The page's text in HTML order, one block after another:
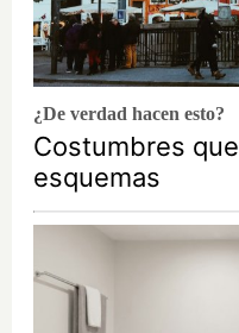
¿De verdad hacen esto?
Costumbres
esquemas